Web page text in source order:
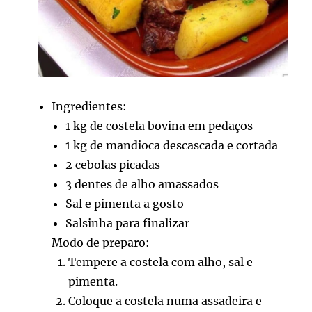
Ingredientes:
1 kg de costela bovina em pedaços
1 kg de mandioca descascada e cortada
2 cebolas picadas
3 dentes de alho amassados
Sal e pimenta a gosto
Salsinha para finalizar
Modo de preparo:
Tempere a costela com alho, sal e
pimenta.
Coloque a costela numa assadeira e